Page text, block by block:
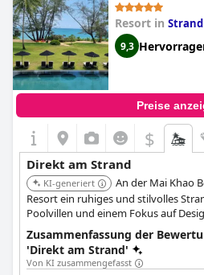
Resort in
9,3
Preise
$
Direkt am Strand
KI-generiert
An der Mai Khao
Resort ein ruhiges und stilvolles
Poolvillen und einem Fokus auf
einen anspruchsvollen Rückzugsort
Design, private Villen und eine
Zusammenfassung der
'Direkt am Strand'
Von KI zusammengefasst